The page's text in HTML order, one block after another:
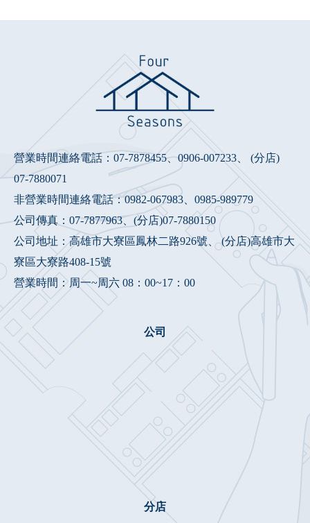
營業時間連絡電話： 07-7878455、0906-007233 、 (分店)
07-7880071
非營業時間連絡電話：0982-067983
0985-989779
公司傳真：07-7877963、(分店)07-7880150
公司地址：高雄市大寮區鳳林二路926號、 (分店)高雄市大
寮區大寮路408-15號
營業時間：周一~周六 08：00~17：00
公司
分店